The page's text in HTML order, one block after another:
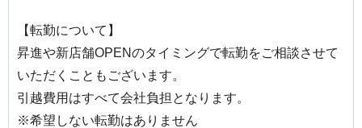
【転勤について】
昇進や新店舗OPENのタイミングで転勤をご相談させて
いただくこともございます。
引越費用はすべて会社負担となります。
※希望しない転勤はありません